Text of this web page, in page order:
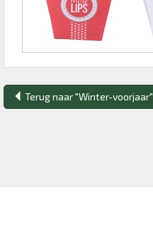
Terug naar "Winter-voorjaar"